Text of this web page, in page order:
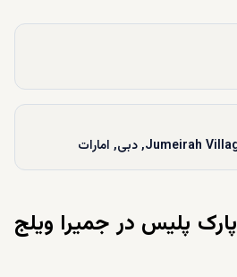
آپارتمان های 99 پارک پلیس در جمیرا ویلج